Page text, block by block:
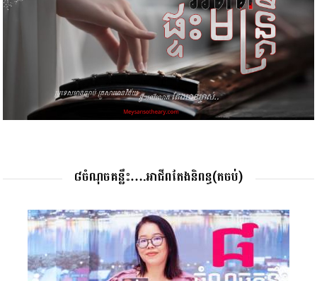
៨ចំណុចគន្លឹះ….អាជីពតែងនិពន្ធ(តចប់)